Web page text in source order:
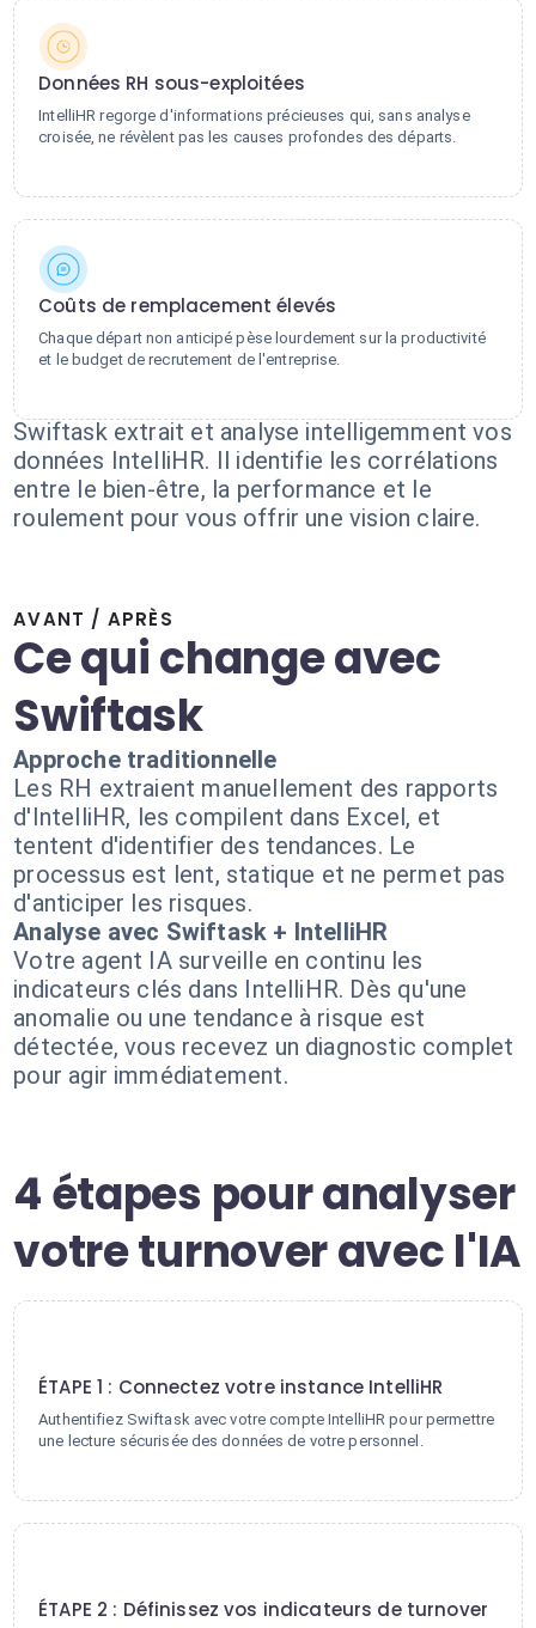
Données RH sous-exploitées
IntelliHR regorge d'informations précieuses qui, sans analyse
croisée, ne révèlent pas les causes profondes des départs.
Coûts de remplacement élevés
Chaque départ non anticipé pèse lourdement sur la productivité
et le budget de recrutement de l'entreprise.
Swiftask extrait et analyse intelligemment vos
données IntelliHR. Il identifie les corrélations
entre le bien-être, la performance et le
roulement pour vous offrir une vision claire.
AVANT / APRÈS
Ce qui change avec
Swiftask
Approche traditionnelle
Les RH extraient manuellement des rapports
d'IntelliHR, les compilent dans Excel, et
tentent d'identifier des tendances. Le
processus est lent, statique et ne permet pas
d'anticiper les risques.
Analyse avec Swiftask + IntelliHR
Votre agent IA surveille en continu les
indicateurs clés dans IntelliHR. Dès qu'une
anomalie ou une tendance à risque est
détectée, vous recevez un diagnostic complet
pour agir immédiatement.
4 étapes pour analyser
votre turnover avec l'IA
ÉTAPE 1 : Connectez votre instance IntelliHR
Authentifiez Swiftask avec votre compte IntelliHR pour permettre
une lecture sécurisée des données de votre personnel.
ÉTAPE 2 : Définissez vos indicateurs de turnover